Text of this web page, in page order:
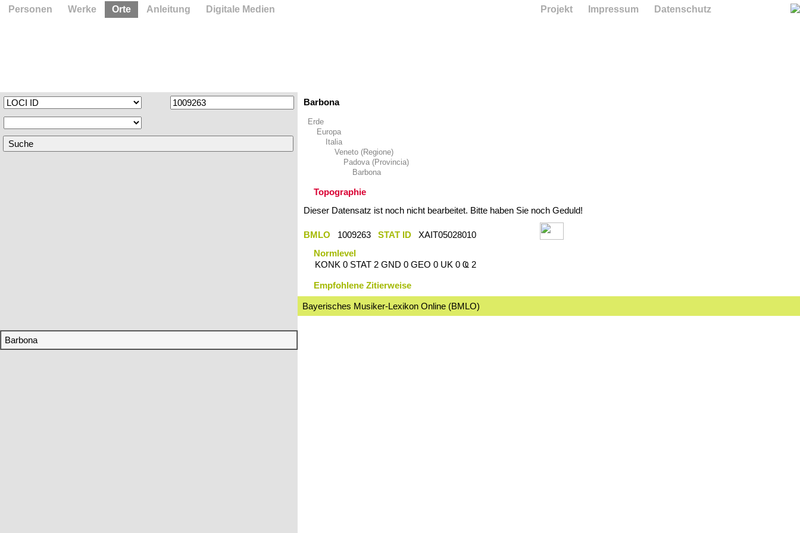
Barbona
Barbona
Erde
Europa
Italia
Veneto (Regione)
Padova (Provincia)
Barbona
Topographie
Dieser Datensatz ist noch nicht bearbeitet. Bitte haben Sie noch Geduld!
BMLO 1009263 STAT ID
XAIT05028010
Normlevel
KONK 0 STAT 2 GND 0 GEO 0 UK 0 Ҩ 2
Empfohlene Zitierweise
Bayerisches Musiker-Lexikon Online (BMLO)
Personen Werke Orte Anleitung Digitale Medien Projekt Impressum Datenschutz